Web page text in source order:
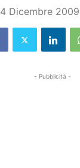
4 Dicembre 2009
- Pubblicità -